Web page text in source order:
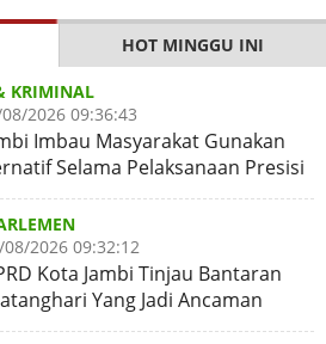
HOT MINGGU INI
KRIMINAL
2026 09:36:43
Imbau Masyarakat Gunakan
Selama Pelaksanaan Presisi
2026
2026 09:32:12
Kota Jambi Tinjau Bantaran
Yang Jadi Ancaman